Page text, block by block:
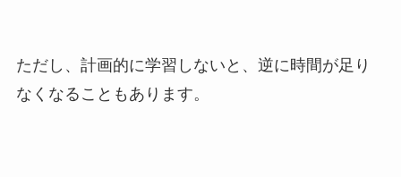
ただし、計画的に学習しないと、逆に時間が足り
なくなることもあります。